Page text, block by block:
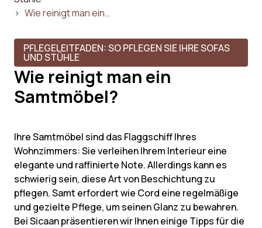
Wie reinigt man ein…
PFLEGELEITFADEN: SO PFLEGEN SIE IHRE SOFAS
UND STÜHLE
Wie reinigt man ein
Samtmöbel?
Ihre Samtmöbel sind das Flaggschiff Ihres
Wohnzimmers: Sie verleihen Ihrem Interieur eine
elegante und raffinierte Note. Allerdings kann es
schwierig sein, diese Art von Beschichtung zu
pflegen. Samt erfordert wie Cord eine regelmäßige
und gezielte Pflege, um seinen Glanz zu bewahren.
Bei Sicaan präsentieren wir Ihnen einige Tipps für die